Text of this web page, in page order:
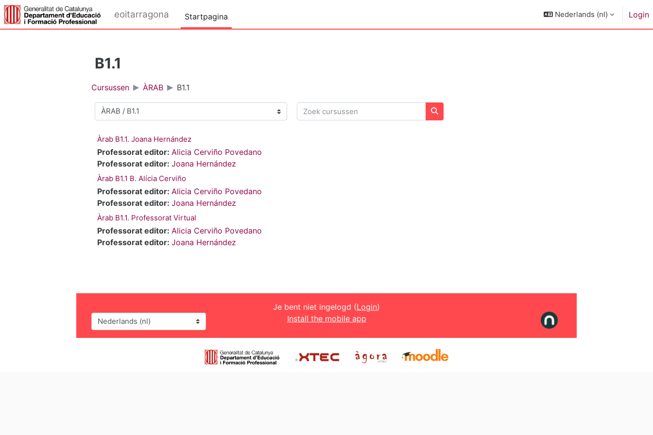
Ga naar hoofdinhoud
eoitarragona Startpagina Nederlands ‎(nl)‎ Login
B1.1
Cursussen ÀRAB B1.1
Cursuscategorieën
Zoek cursussen
Zoek cursussen
Àrab B1.1. Joana Hernández
Professorat editor: Alicia Cerviño Povedano
Professorat editor: Joana Hernández
Àrab B1.1 B. Alícia Cerviño
Professorat editor: Alicia Cerviño Povedano
Professorat editor: Joana Hernández
Àrab B1.1. Professorat Virtual
Professorat editor: Alicia Cerviño Povedano
Professorat editor: Joana Hernández
Taal Je bent niet ingelogd (Login)
Install the mobile app